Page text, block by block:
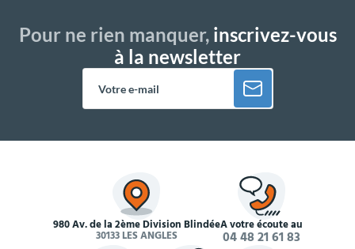
Pour ne rien manquer,inscrivez-vous
à la newsletter
980 Av. de la 2ème Division Blindée
30133 LES ANGLES
À votre écoute au
04 48 21 61 83